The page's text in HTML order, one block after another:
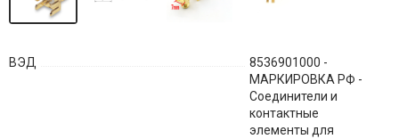
ВЭД
8536901000 -
МАРКИРОВКА РФ -
Соединители и
контактные
элементы для